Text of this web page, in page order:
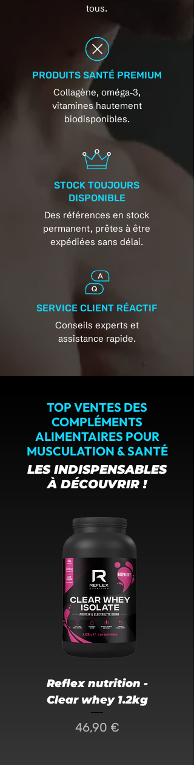
tous.
PRODUITS SANTÉ PREMIUM
Collagène, oméga‑3,
vitamines hautement
biodisponibles.
STOCK TOUJOURS
DISPONIBLE
Des références en stock
permanent, prêtes à être
expédiées sans délai.
SERVICE CLIENT RÉACTIF
Conseils experts et
assistance rapide.
TOP VENTES DES
COMPLÉMENTS
ALIMENTAIRES POUR
MUSCULATION & SANTÉ
LES INDISPENSABLES
À DÉCOUVRIR !
Reflex nutrition -
Clear whey 1.2kg
Prix
46,90 €